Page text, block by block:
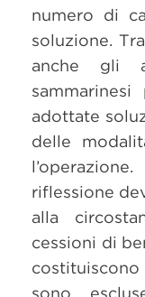
numero di
soluzione.
anche gli
adottate
delle
riflessione
alla
cessioni di
costituiscono
sono